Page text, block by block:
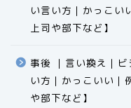
い言い方｜かっこい
上司や部下など】​​​​​​​​​​​​​​​​
事後 ｜言い換え｜
い方｜かっこいい｜
や部下など】​​​​​​​​​​​​​​​​